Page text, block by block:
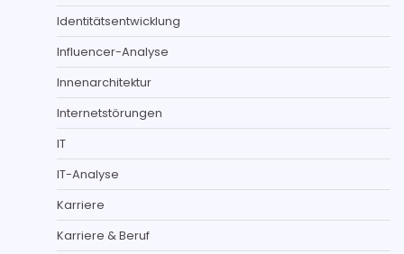
Identitätsentwicklung
Influencer-Analyse
Innenarchitektur
Internetstörungen
IT
IT-Analyse
Karriere
Karriere & Beruf